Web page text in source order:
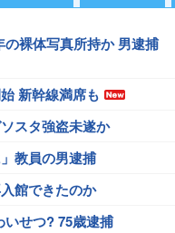
の裸体写真所持か 男逮捕
新幹線満席も
スタ強盗未遂か
教員の男逮捕
館できたのか
せつ? 75歳逮捕